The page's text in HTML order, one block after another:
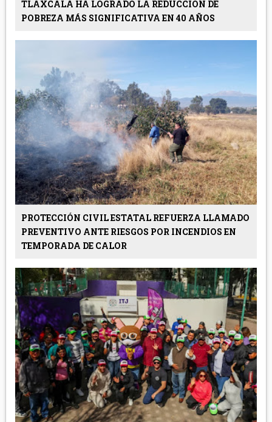
TLAXCALA HA LOGRADO LA REDUCCIÓN DE
POBREZA MÁS SIGNIFICATIVA EN 40 AÑOS
PROTECCIÓN CIVIL ESTATAL REFUERZA LLAMADO
PREVENTIVO ANTE RIESGOS POR INCENDIOS EN
TEMPORADA DE CALOR